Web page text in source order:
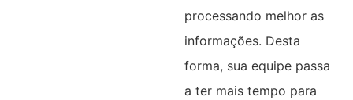
processando melhor as
informações. Desta
forma, sua equipe passa
a ter mais tempo para